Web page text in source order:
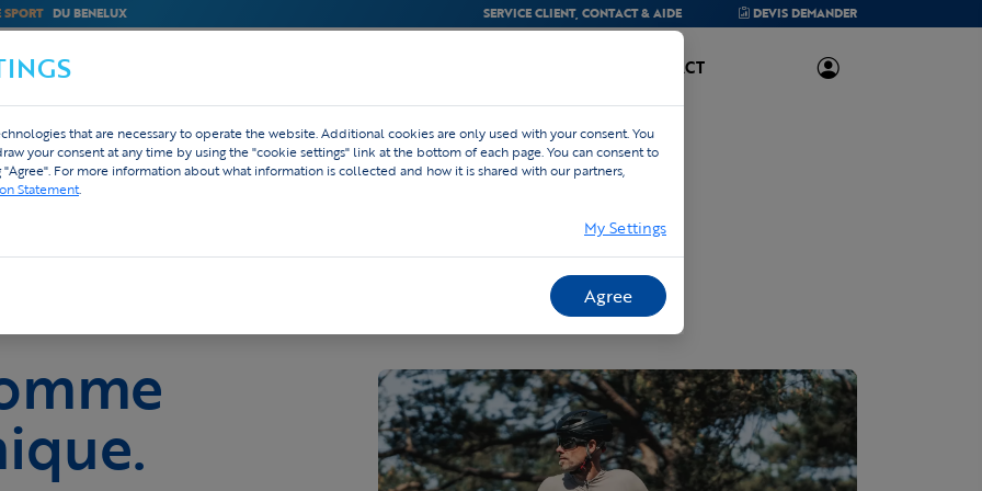
SPORT DU BENELUX SERVICE CLIENT, CONTACT & AIDE DEVISDEMANDER
BEDRIJVEN CONTACT
that are necessary to operate the website. Additional cookies are only used with your consent. You
your consent at any time by using the "cookie settings" link at the bottom of each page. You can consent to
For more information about what information is collected and how it is shared with our partners,
Statement.
My Settings
Agree